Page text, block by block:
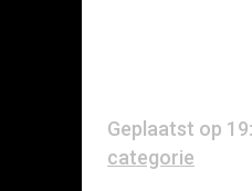
Geplaatst op
categorie